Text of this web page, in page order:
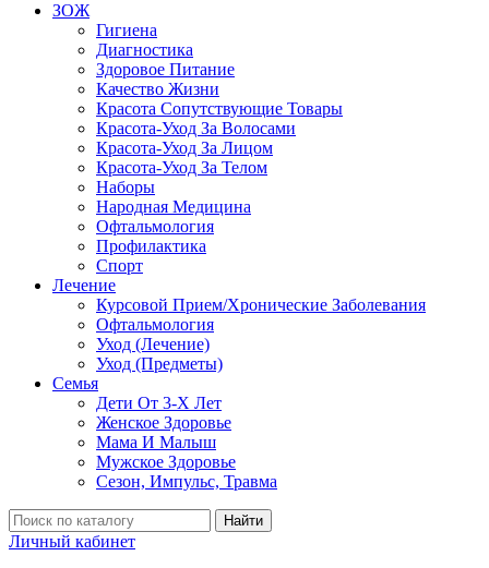
ЗОЖ
Гигиена
Диагностика
Здоровое Питание
Качество Жизни
Красота Сопутствующие Товары
Красота-Уход За Волосами
Красота-Уход За Лицом
Красота-Уход За Телом
Наборы
Народная Медицина
Офтальмология
Профилактика
Спорт
Лечение
Курсовой Прием/Хронические Заболевания
Офтальмология
Уход (Лечение)
Уход (Предметы)
Семья
Дети От 3-Х Лет
Женское Здоровье
Мама И Малыш
Мужское Здоровье
Сезон, Импульс, Травма
Найти
Личный кабинет